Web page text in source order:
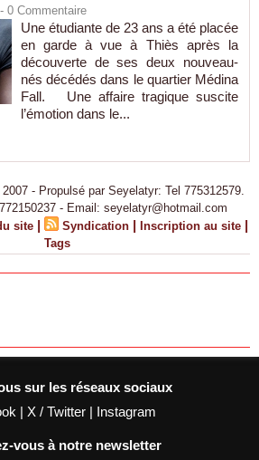
0 Commentaire
Une étudiante de 23 ans a été placée
en garde à vue à Thiès après la
découverte de ses deux nouveau-
nés décédés dans le quartier Médina
Fall. Une affaire tragique suscite
l’émotion dans le...
- Propulsé par Seyelatyr: Tel 775312579.
- Email: seyelatyr@hotmail.com
site | Syndication | Inscription au site |
Tags
sur les réseaux sociaux
| X / Twitter | Instagram
vous à notre newsletter